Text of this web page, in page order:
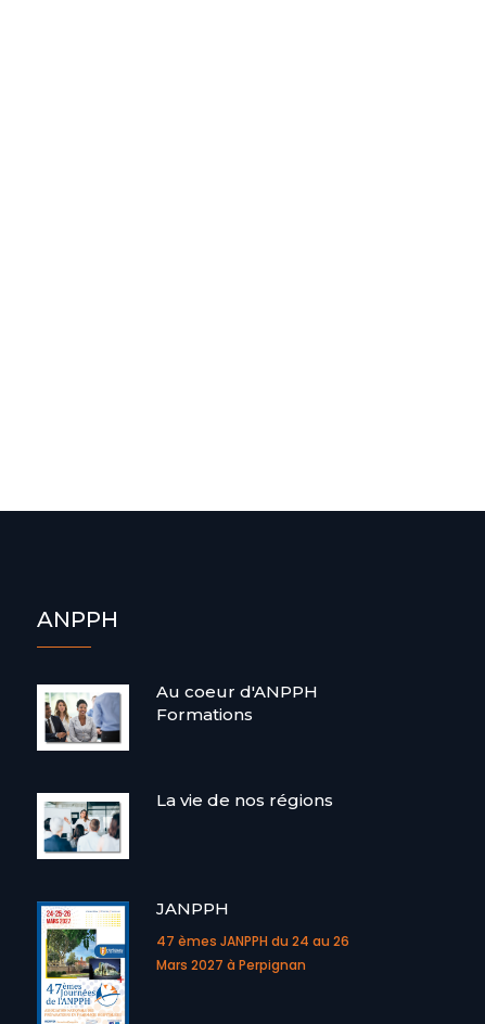
ANPPH
Au coeur d'ANPPH
Formations
La vie de nos régions
JANPPH
47 èmes JANPPH du 24 au 26
Mars 2027 à Perpignan